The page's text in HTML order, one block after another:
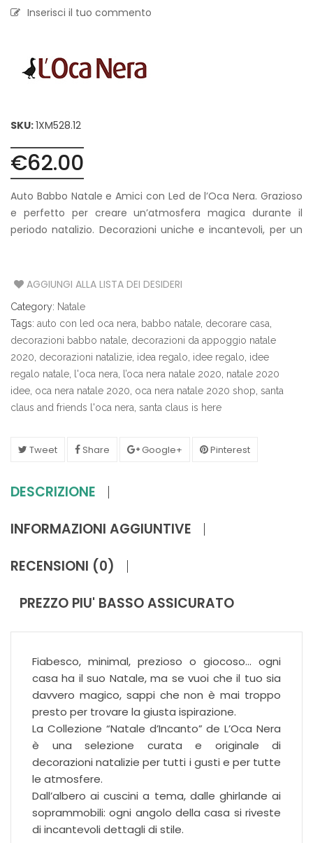
Inserisci il tuo commento
SKU:1XM528.12
€62.00
Auto Babbo Natale e Amici con Led de l’Oca Nera. Grazioso
e perfetto per creare un’atmosfera magica durante il
periodo natalizio. Decorazioni uniche e incantevoli, per un
AGGIUNGI ALLA LISTA DEI DESIDERI
Category: Natale
Tags: auto con led oca nera babbo natale decorare casa
decorazioni babbo natale decorazioni da appoggio natale
2020 decorazioni natalizie idea regalo idee regalo idee
regalo natale l'oca nera l’oca nera natale 2020 natale 2020
idee oca nera natale 2020 oca nera natale 2020 shop santa
claus and friends l'oca nera santa claus is here
Tweet Share Google+ Pinterest
DESCRIZIONE
INFORMAZIONI AGGIUNTIVE
RECENSIONI (0)
PREZZO PIU' BASSO ASSICURATO
Fiabesco, minimal, prezioso o giocoso… ogni
casa ha il suo Natale, ma se vuoi che il tuo sia
davvero magico, sappi che non è mai troppo
presto per trovare la giusta ispirazione.
La Collezione “Natale d’Incanto” de L’Oca Nera
è una selezione curata e originale di
decorazioni natalizie per tutti i gusti e per tutte
le atmosfere.
Dall’albero ai cuscini a tema, dalle ghirlande ai
soprammobili: ogni angolo della casa si riveste
di incantevoli dettagli di stile.